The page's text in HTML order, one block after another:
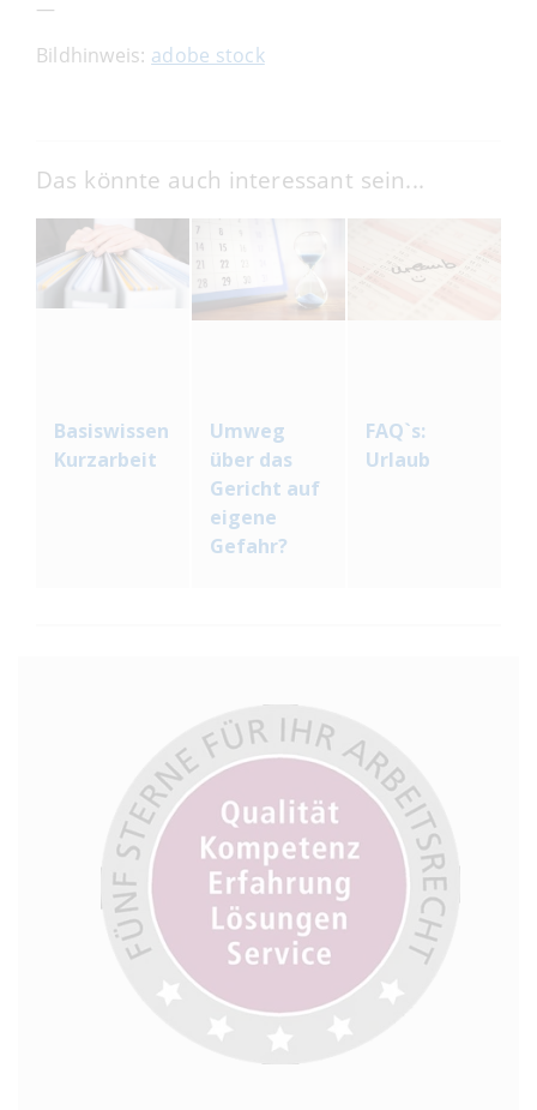
—
Bildhinweis: adobe stock
Das könnte auch interessant sein...
Basiswissen
Kurzarbeit
Umweg
über das
Gericht auf
eigene
Gefahr?
FAQ`s:
Urlaub